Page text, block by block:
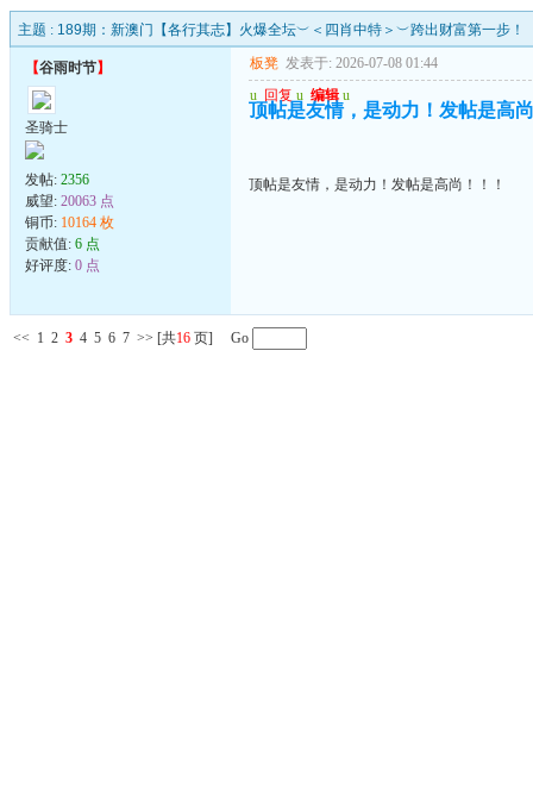
主题 : 189期：新澳门【各行其志】火爆全坛︶＜四肖中特＞︶跨出财富第一步！
【谷雨时节】
圣骑士
发帖: 2356
威望: 20063 点
铜币: 10164 枚
贡献值: 6 点
好评度: 0 点
板凳 发表于: 2026-07-08 01:44
u 回复 u 编辑 u
顶帖是友情，是动力！发帖是高
顶帖是友情，是动力！发帖是高尚！！！
<< 1 2 3 4 5 6 7 >> [共16 页] Go